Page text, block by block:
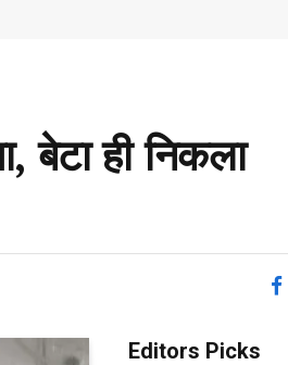
बेटा ही निकला
Editors Picks